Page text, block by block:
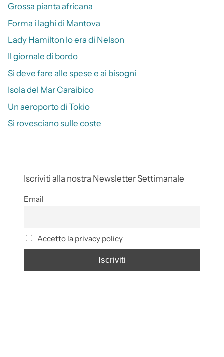
Grossa pianta africana
Forma i laghi di Mantova
Lady Hamilton lo era di Nelson
Il giornale di bordo
Si deve fare alle spese e ai bisogni
Isola del Mar Caraibico
Un aeroporto di Tokio
Si rovesciano sulle coste
Iscriviti alla nostra Newsletter Settimanale
Email
Accetto la privacy policy